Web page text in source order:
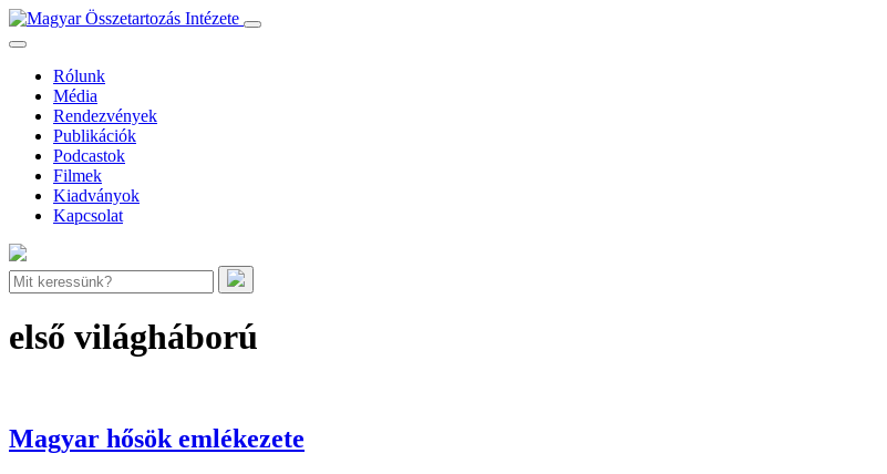
Rólunk
Média
Rendezvények
Publikációk
Podcastok
Filmek
Kiadványok
Kapcsolat
első világháború
Magyar hősök emlékezete